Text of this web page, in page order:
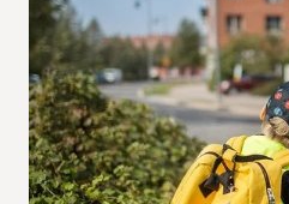
Koulu alkaa pian. Nyt on hyvä
kulkemista etenkin pienten
𝐋𝐢𝐢𝐤𝐞𝐧𝐧𝐞𝐭𝐮𝐫𝐯𝐚𝐧